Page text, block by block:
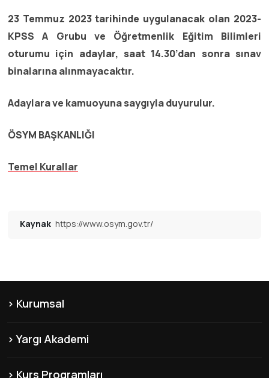
23 Temmuz 2023 tarihinde uygulanacak olan 2023-
KPSS A Grubu ve Öğretmenlik Eğitim Bilimleri
oturumu için adaylar, saat 14.30’dan sonra sınav
binalarına alınmayacaktır.
Adaylara ve kamuoyuna saygıyla duyurulur.
ÖSYM BAŞKANLIĞI
Temel Kurallar
Kaynak https://www.osym.gov.tr/
Kurumsal
Hakkımızda
Yargı Akademi
Kurs Programları